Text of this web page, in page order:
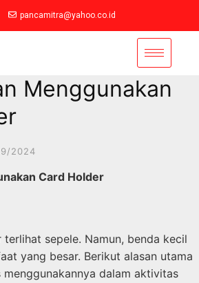
pancamitra@yahoo.co.id
Menggunakan
2024
Card Holder
sepele. Namun, benda kecil
yang besar. Berikut alasan utama
menggunakannya dalam aktivitas